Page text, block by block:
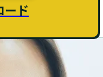
ード